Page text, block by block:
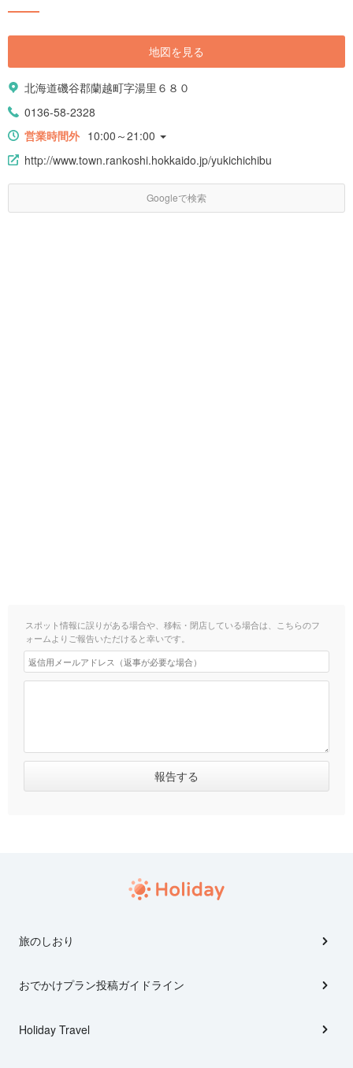
地図を見る
北海道磯谷郡蘭越町字湯里６８０
0136-58-2328
営業時間外 10:00～21:00
http://www.town.rankoshi.hokkaido.jp/yukichichibu
Googleで検索
スポット情報に誤りがある場合や、移転・閉店している場合は、こちらのフ
ォームよりご報告いただけると幸いです。
旅のしおり
おでかけプラン投稿ガイドライン
Holiday Travel